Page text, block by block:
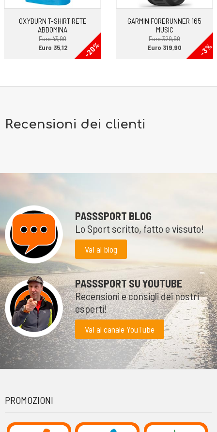
forma. Chi la sceglie apprezza sicuramente la calzata, la morbidezza
dell’intersuola e la facilità nella progressione dei passi.
OXYBURN T-SHIRT RETE
ABDOMINA
Euro 43,90
-20%
Euro 35,12
GARMIN FORERUNNER 165
MUSIC
Euro 329,90
-3%
Euro 319,90
Recensioni dei clienti
PASSSPORT BLOG
Lo Sport scritto, fatto e vissuto!
Vai al blog
PASSSPORT SU YOUTUBE
Recensioni e consigli dei nostri
esperti!
Vai al canale YouTube
PROMOZIONI